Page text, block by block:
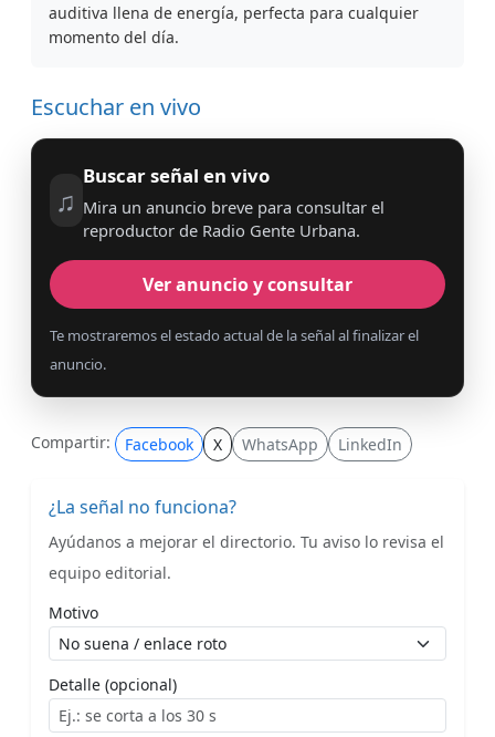
auditiva llena de energía, perfecta para cualquier
momento del día.
Escuchar en vivo
♫
Buscar señal en vivo
Mira un anuncio breve para consultar el
reproductor de Radio Gente Urbana.
Ver anuncio y consultar
Te mostraremos el estado actual de la señal al finalizar el
anuncio.
Compartir: Facebook X WhatsApp LinkedIn
¿La señal no funciona?
Ayúdanos a mejorar el directorio. Tu aviso lo revisa el
equipo editorial.
Motivo
Detalle (opcional)